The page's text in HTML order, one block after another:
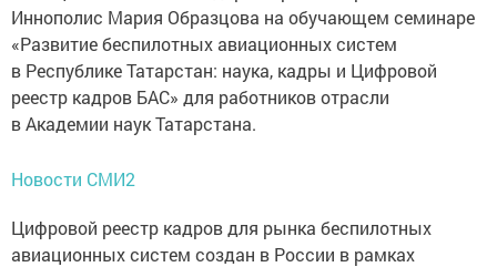
Иннополис Мария Образцова на обучающем семинаре
«Развитие беспилотных авиационных систем
в Республике Татарстан: наука, кадры и Цифровой
реестр кадров БАС» для работников отрасли
в Академии наук Татарстана.
Новости СМИ2
Цифровой реестр кадров для рынка беспилотных
авиационных систем создан в России в рамках